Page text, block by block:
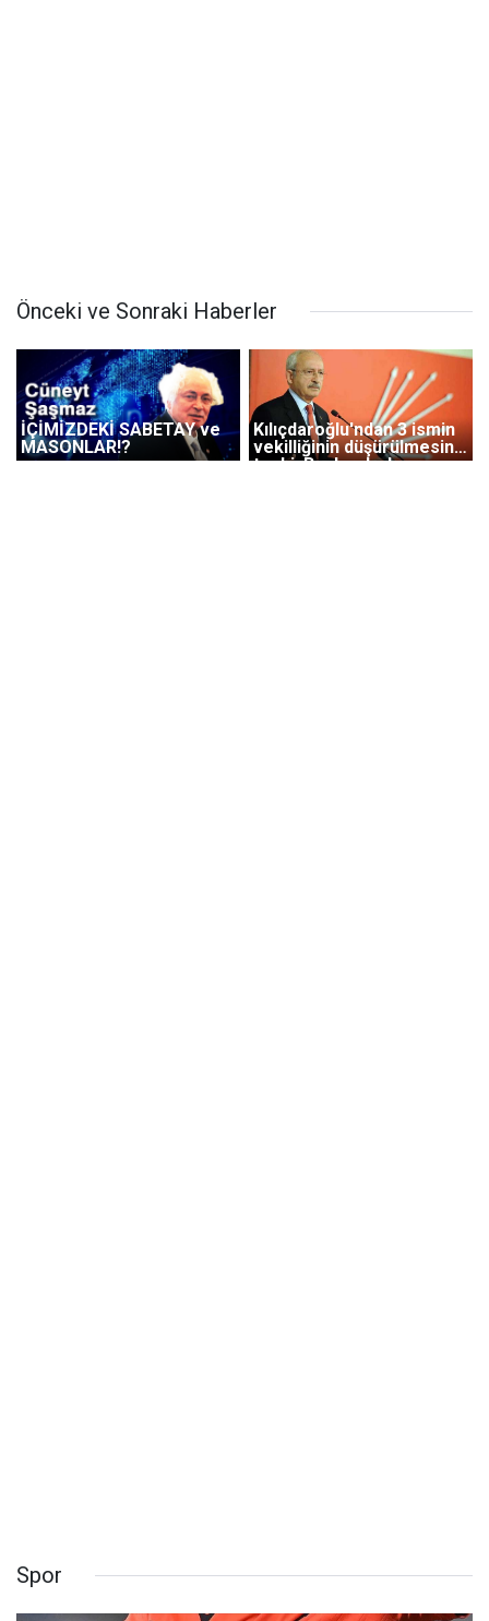
Önceki ve Sonraki Haberler
İÇİMİZDEKİ SABETAY ve
MASONLAR!?
Kılıçdaroğlu'ndan 3 ismin
vekilliğinin düşürülmesine
tepki: Bunlar darbe
Spor